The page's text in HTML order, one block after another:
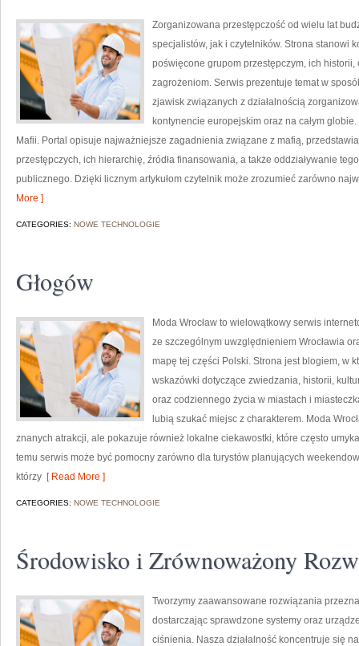
Zorganizowana przestępczość od wielu lat
specjalistów, jak i czytelników. Strona stanowi
poświęcone grupom przestępczym, ich historii,
zagrożeniom. Serwis prezentuje temat w
zjawisk związanych z działalnością
kontynencie europejskim oraz na całym
Mafii. Portal opisuje najważniejsze zagadnienia związane z mafią,
przestępczych, ich hierarchię, źródła finansowania, a także oddziaływanie
publicznego. Dzięki licznym artykułom czytelnik może zrozumieć zarówno
More ]
CATEGORIES: NOWE TECHNOLOGIE
Głogów
Moda Wrocław to wielowątkowy serwis
ze szczególnym uwzględnieniem Wrocławia
mapę tej części Polski. Strona jest blogiem, w
wskazówki dotyczące zwiedzania, historii,
oraz codziennego życia w miastach i
lubią szukać miejsc z charakterem. Moda
znanych atrakcji, ale pokazuje również lokalne ciekawostki, które często
temu serwis może być pomocny zarówno dla turystów planujących
którzy [ Read More ]
CATEGORIES: NOWE TECHNOLOGIE
Środowisko i Zrównoważony
Tworzymy zaawansowane rozwiązania
dostarczając sprawdzone systemy oraz
ciśnienia. Nasza działalność koncentruje się